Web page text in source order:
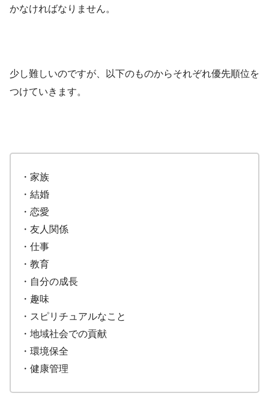
かなければなりません。
少し難しいのですが、以下のものからそれぞれ優先順位を
つけていきます。
・家族
・結婚
・恋愛
・友人関係
・仕事
・教育
・自分の成長
・趣味
・スピリチュアルなこと
・地域社会での貢献
・環境保全
・健康管理